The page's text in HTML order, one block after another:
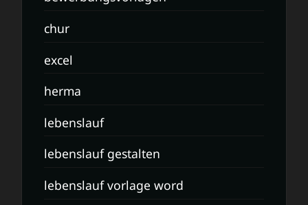
chur
excel
herma
lebenslauf
lebenslauf gestalten
lebenslauf vorlage word